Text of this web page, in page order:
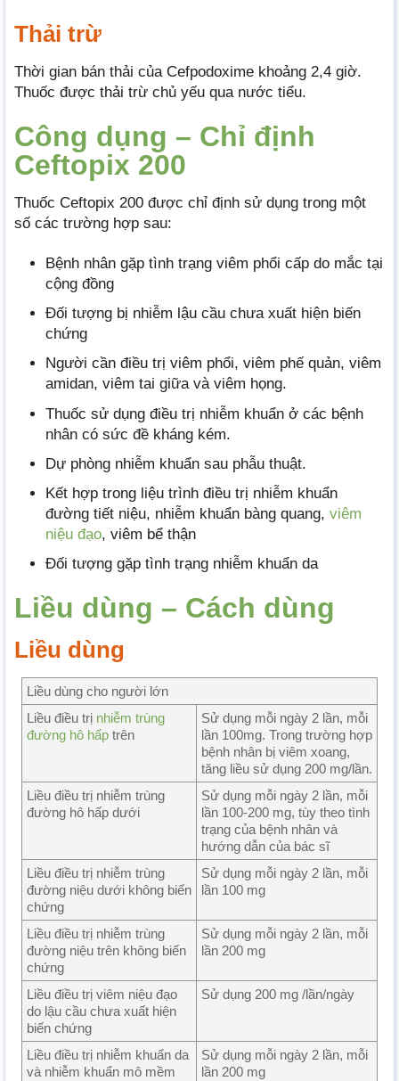
Thải trừ
Thời gian bán thải của Cefpodoxime khoảng 2,4 giờ.
Thuốc được thải trừ chủ yếu qua nước tiểu.
Công dụng – Chỉ định
Ceftopix 200
Thuốc Ceftopix 200 được chỉ định sử dụng trong một
số các trường hợp sau:
Bệnh nhân gặp tình trạng viêm phổi cấp do mắc tại
cộng đồng
Đối tượng bị nhiễm lậu cầu chưa xuất hiện biến
chứng
Người cần điều trị viêm phổi, viêm phế quản, viêm
amidan, viêm tai giữa và viêm họng.
Thuốc sử dụng điều trị nhiễm khuẩn ở các bệnh
nhân có sức đề kháng kém.
Dự phòng nhiễm khuẩn sau phẫu thuật.
Kết hợp trong liệu trình điều trị nhiễm khuẩn
đường tiết niệu, nhiễm khuẩn bàng quang, viêm
niệu đạo, viêm bể thận
Đối tượng gặp tình trạng nhiễm khuẩn da
Liều dùng – Cách dùng
Liều dùng
Liều dùng cho người lớn
Liều điều trị nhiễm trùng
đường hô hấp trên
Sử dụng mỗi ngày 2 lần, mỗi
lần 100mg. Trong trường hợp
bệnh nhân bị viêm xoang,
tăng liều sử dụng 200 mg/lần.
Liều điều trị nhiễm trùng
đường hô hấp dưới
Sử dụng mỗi ngày 2 lần, mỗi
lần 100-200 mg, tùy theo tình
trạng của bệnh nhân và
hướng dẫn của bác sĩ
Liều điều trị nhiễm trùng
đường niệu dưới không biến
chứng
Sử dụng mỗi ngày 2 lần, mỗi
lần 100 mg
Liều điều trị nhiễm trùng
đường niệu trên không biến
chứng
Sử dụng mỗi ngày 2 lần, mỗi
lần 200 mg
Liều điều trị viêm niệu đạo
do lậu cầu chưa xuất hiện
biến chứng
Sử dụng 200 mg /lần/ngày
Liều điều trị nhiễm khuẩn da
và nhiễm khuẩn mô mềm
Sử dụng mỗi ngày 2 lần, mỗi
lần 200 mg